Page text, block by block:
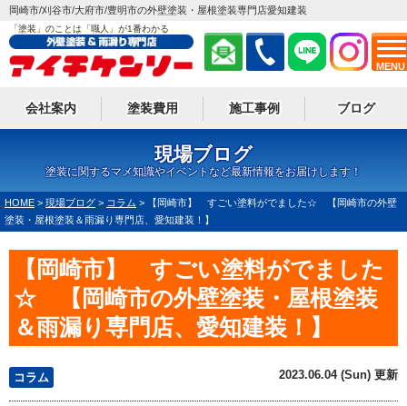
MENU
岡崎市/刈谷市/大府市/豊明市の外壁塗装・屋根塗装専門店愛知建装
「塗装」のことは「職人」が1番わかる
会社案内 塗装費用 施工事例 ブログ
現場ブログ
塗装に関するマメ知識やイベントなど最新情報をお届けします！
HOME > 現場ブログ > コラム >
【岡崎市】 すごい塗料がでました☆ 【岡崎市の外壁
塗装・屋根塗装＆雨漏り専門店、愛知建装！】
【岡崎市】 すごい塗料がでました
☆ 【岡崎市の外壁塗装・屋根塗装
＆雨漏り専門店、愛知建装！】
コラム 2023.06.04 (Sun) 更新